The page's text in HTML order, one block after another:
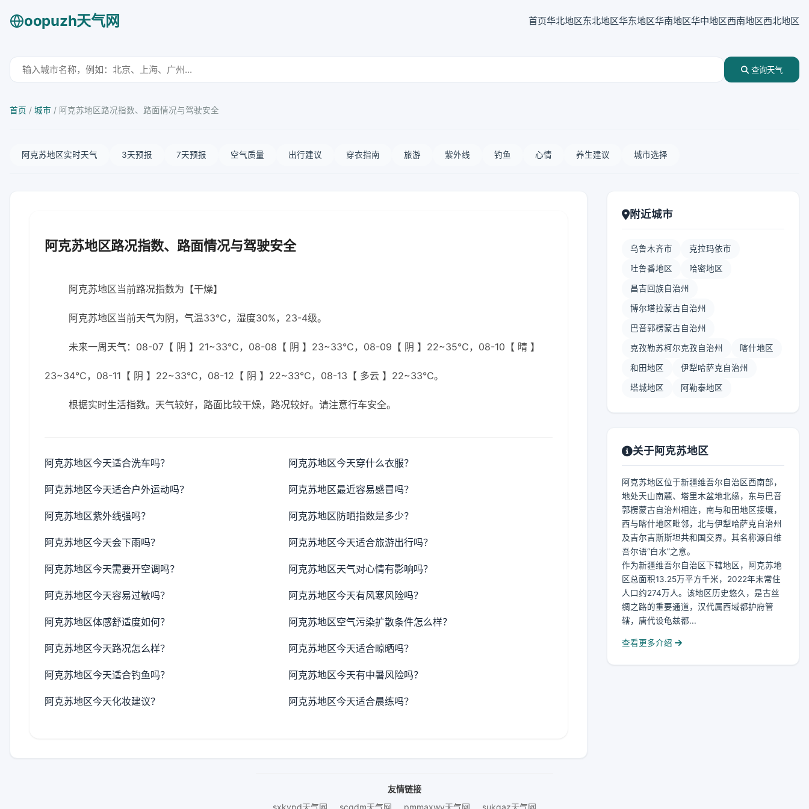
oopuzh天气网 首页华北地区东北地区华东地区华南地区华中地区西南地区西北地区
查询天气
首页 / 城市 / 阿克苏地区路况指数、路面情况与驾驶安全
阿克苏地区实时天气 3天预报 7天预报 空气质量 出行建议 穿衣指南 旅游 紫外线 钓鱼 心情 养生建议 城市选择
阿克苏地区路况指数、路面情况与驾驶安全
阿克苏地区当前路况指数为【干燥】
阿克苏地区当前天气为阴，气温33℃，湿度30%，23-4级。
未来一周天气：08-07【 阴 】21~33℃，08-08【 阴 】23~33℃，08-09【 阴 】22~35℃，08-10【 晴 】
23~34℃，08-11【 阴 】22~33℃，08-12【 阴 】22~33℃，08-13【 多云 】22~33℃。
根据实时生活指数。天气较好，路面比较干燥，路况较好。请注意行车安全。
阿克苏地区今天适合洗车吗？ 阿克苏地区今天穿什么衣服？
阿克苏地区今天适合户外运动吗？ 阿克苏地区最近容易感冒吗？
阿克苏地区紫外线强吗？ 阿克苏地区防晒指数是多少？
阿克苏地区今天会下雨吗？ 阿克苏地区今天适合旅游出行吗？
阿克苏地区今天需要开空调吗？ 阿克苏地区天气对心情有影响吗？
阿克苏地区今天容易过敏吗？ 阿克苏地区今天有风寒风险吗？
阿克苏地区体感舒适度如何？ 阿克苏地区空气污染扩散条件怎么样？
阿克苏地区今天路况怎么样？ 阿克苏地区今天适合晾晒吗？
阿克苏地区今天适合钓鱼吗？ 阿克苏地区今天有中暑风险吗？
阿克苏地区今天化妆建议？ 阿克苏地区今天适合晨练吗？
附近城市
乌鲁木齐市 克拉玛依市
吐鲁番地区 哈密地区
昌吉回族自治州
博尔塔拉蒙古自治州
巴音郭楞蒙古自治州
克孜勒苏柯尔克孜自治州 喀什地区
和田地区 伊犁哈萨克自治州
塔城地区 阿勒泰地区
关于阿克苏地区
阿克苏地区位于新疆维吾尔自治区西南部，
地处天山南麓、塔里木盆地北缘，东与巴音
郭楞蒙古自治州相连，南与和田地区接壤，
西与喀什地区毗邻，北与伊犁哈萨克自治州
及吉尔吉斯斯坦共和国交界。其名称源自维
吾尔语“白水”之意。
作为新疆维吾尔自治区下辖地区，阿克苏地
区总面积13.25万平方千米，2022年末常住
人口约274万人。该地区历史悠久，是古丝
绸之路的重要通道，汉代属西域都护府管
辖，唐代设龟兹都...
查看更多介绍
友情链接
sxkvpd天气网
scqdm天气网 pmmaxwy天气网 sukqaz天气网